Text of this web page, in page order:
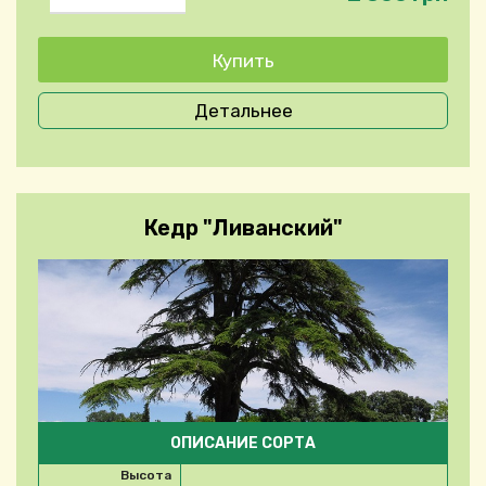
Детальнее
Кедр "Ливанский"
ОПИСАНИЕ СОРТА
Высота